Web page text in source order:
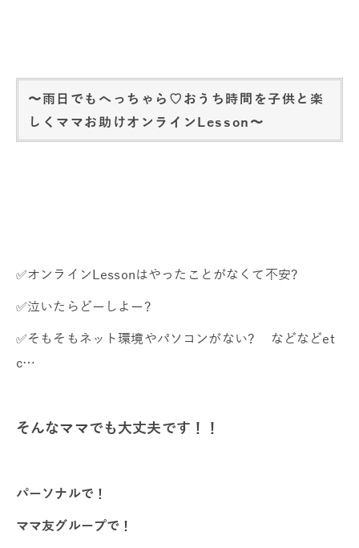
〜雨日でもへっちゃら♡おうち時間を子供と楽
しくママお助けオンラインLesson〜
✅オンラインLessonはやったことがなくて不安?
✅泣いたらどーしよー?
✅そもそもネット環境やパソコンがない? などなどet
c…
そんなママでも大丈夫です！！
パーソナルで！
ママ友グループで！